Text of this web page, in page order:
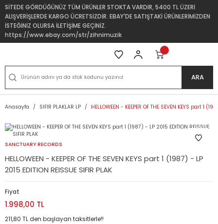
SİTEDE GÖRDÜĞÜNÜZ TÜM ÜRÜNLER STOKTA VARDIR, 5400 TL ÜZERİ
ALIŞVERİŞLERDE KARGO ÜCRETSİZDİR. EBAY'DE SATIŞTAKİ ÜRÜNLERİMİZDEN
İSTEĞİNİZ OLURSA İLETİŞİME GEÇİNİZ.
https://www.ebay.com/str/zihnimuzik
ARA
Anasayfa SIFIR PLAKLAR LP HELLOWEEN - KEEPER OF THE SEVEN KEYS part 1
SANCTUARY RECORDS
HELLOWEEN - KEEPER OF THE SEVEN KEYS part 1 (1987) - LP
2015 EDITION REISSUE SIFIR PLAK
Fiyat
1.998,00 TL
211,80 TL den başlayan taksitlerle!!